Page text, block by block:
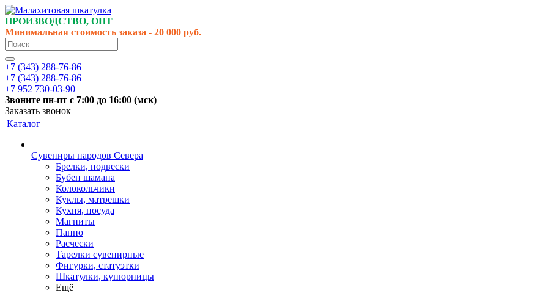
ПРОИЗВОДСТВО, ОПТ
Минимальная стоимость заказа - 20 000 руб.
+7 (343) 288-76-86
+7 (343) 288-76-86
+7 952 730-03-90
Звоните пн-пт с 7:00 до 16:00 (мск)
Заказать звонок
Каталог
Сувениры народов Севера
Брелки, подвески
Бубен шамана
Колокольчики
Куклы, матрешки
Кухня, посуда
Магниты
Панно
Расчески
Тарелки сувенирные
Фигурки, статуэтки
Шкатулки, купюрницы
Ещё